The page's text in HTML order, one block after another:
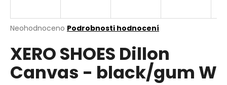
Průměrné
produktu
je
0,0
z
Neohodnoceno Podrobnosti hodnocení
XERO SHOES Dillon
Canvas - black/gum W
j
t
?